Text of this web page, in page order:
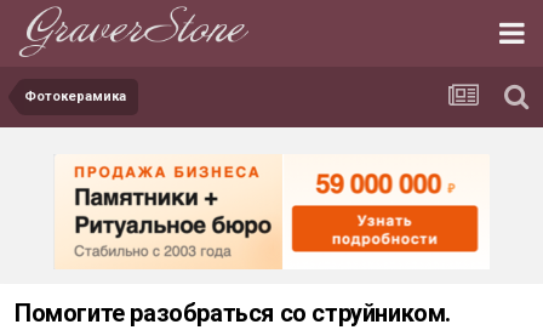
Фотокерамика
Помогите разобраться со струйником.